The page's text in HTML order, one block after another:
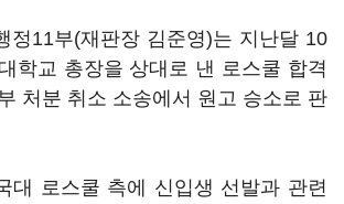
정11부(재판장 김준영)는 지난달 10
학교 총장을 상대로 낸 로스쿨 합격
처분 취소 소송에서 원고 승소로 판
대 로스쿨 측에 신입생 선발과 관련